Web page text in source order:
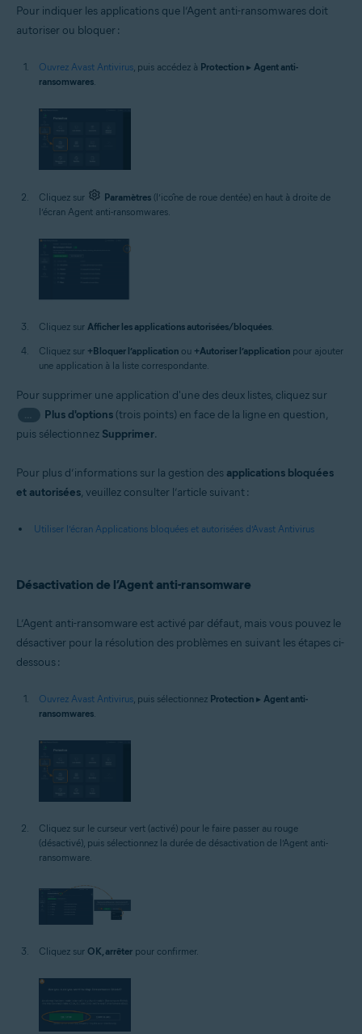
Pour indiquer les applications que l’Agent anti-ransomwares doit
autoriser ou bloquer :
Ouvrez Avast Antivirus, puis accédez à Protection ▸ Agent anti-
ransomwares.
Cliquez sur Paramètres (l’icône de roue dentée) en haut à droite de
l’écran Agent anti-ransomwares.
Cliquez sur Afficher les applications autorisées/bloquées
Cliquez sur +Bloquer l’application ou +Autoriser l’application pour ajouter
une application à la liste correspondante.
Pour supprimer une application d'une des deux listes, cliquez sur
Plus d'options(trois points) en face de la ligne en question,
puis sélectionnez Supprimer.
Pour plus d’informations sur la gestion des applications bloquées
et autorisées, veuillez consulter l’article suivant :
Utiliser l’écran Applications bloquées et autorisées d’Avast Antivirus
Désactivation de l’Agent anti-ransomware
L’Agent anti-ransomware est activé par défaut, mais vous pouvez le
désactiver pour la résolution des problèmes en suivant les étapes ci-
dessous :
Ouvrez Avast Antivirus , puis sélectionnez Protection ▸ Agent anti-
ransomwares
Cliquez sur le curseur vert (activé) pour le faire passer au rouge
(désactivé), puis sélectionnez la durée de désactivation de l’Agent anti-
ransomware.
Cliquez sur OK, arrêter pour confirmer.